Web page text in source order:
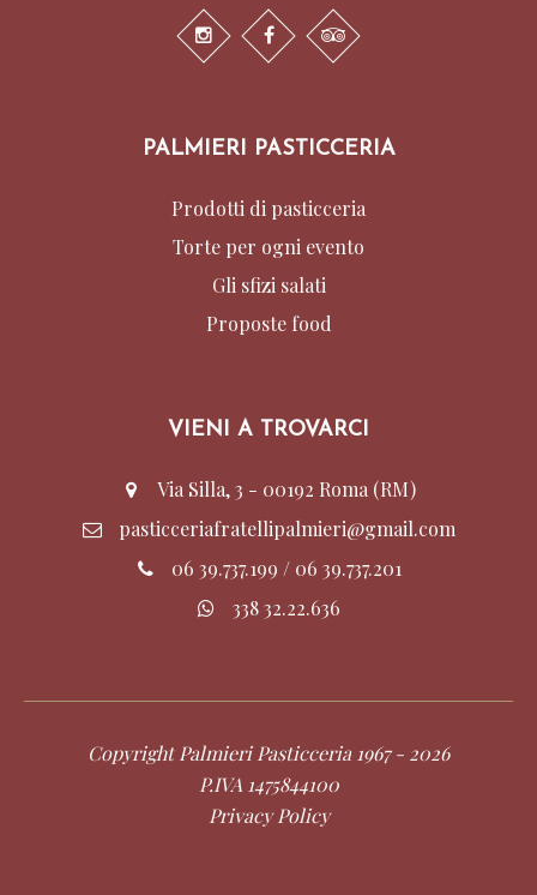
PALMIERI PASTICCERIA
Prodotti di pasticceria
Torte per ogni evento
Gli sfizi salati
Proposte food
VIENI A TROVARCI
Via Silla, 3 - 00192 Roma (RM)
pasticceriafratellipalmieri@gmail.com
06 39.737.199 / 06 39.737.201
338 32.22.636
Copyright Palmieri Pasticceria 1967 - 2026
P.IVA 1475844100
Privacy Policy